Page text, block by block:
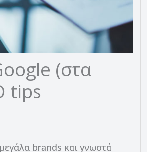
(στα
tips
brands και γνωστά